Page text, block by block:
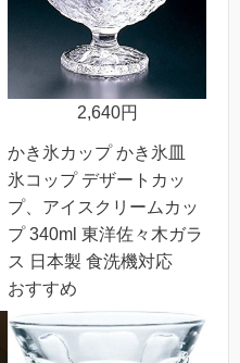
2,640円
かき氷カップ かき氷皿
氷コップ デザートカッ
プ、アイスクリームカッ
プ 340ml 東洋佐々木ガラ
ス 日本製 食洗機対応
おすすめ